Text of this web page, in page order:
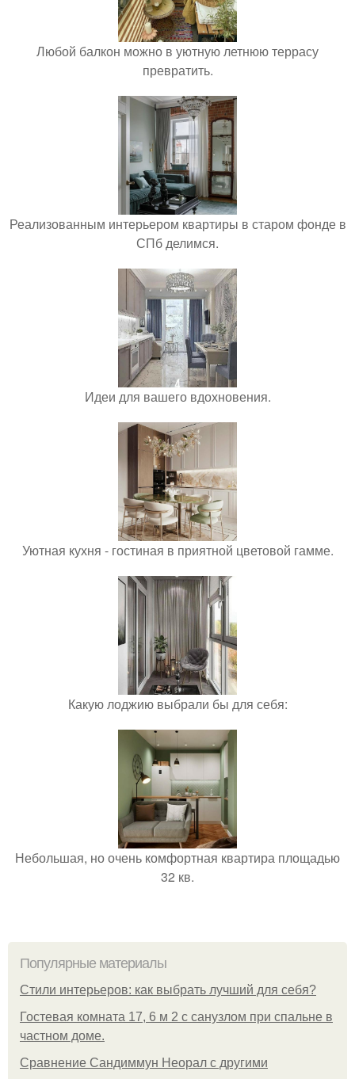
Любой балкон можно в уютную летнюю террасу
превратить.
Реализованным интерьером квартиры в старом фонде в
СПб делимся.
Идеи для вашего вдохновения.
Уютная кухня - гостиная в приятной цветовой гамме.
Какую лоджию выбрали бы для себя:
Небольшая, но очень комфортная квартира площадью
32 кв.
Популярные материалы
Стили интерьеров: как выбрать лучший для себя?
Гостевая комната 17, 6 м 2 с санузлом при спальне в
частном доме.
Сравнение Сандиммун Неорал с другими